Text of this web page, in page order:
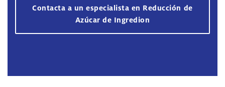
Contacta a un especialista en Reducción de
Azúcar de Ingredion